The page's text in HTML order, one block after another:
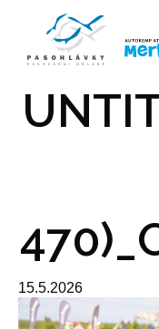
15.5.2026